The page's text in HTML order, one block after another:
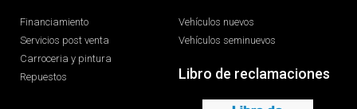
Financiamiento
Servicios post venta
Carroceria y pintura
Repuestos
Vehículos nuevos
Vehículos seminuevos
Libro de reclamaciones